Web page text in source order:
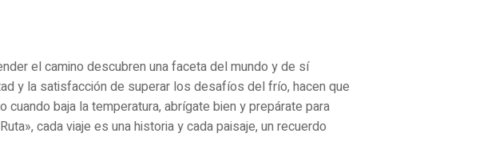
el camino descubren una faceta del mundo y de sí
y la satisfacción de superar los desafíos del frío, hacen que
baja la temperatura, abrígate bien y prepárate para
cada viaje es una historia y cada paisaje, un recuerdo